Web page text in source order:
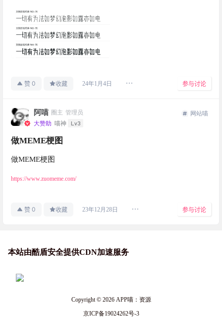
赞 0 收藏 24年1月4日 参与讨论
阿喵 圈主 管理员
大赞助 喵神 Lv3
网站喵
做MEME梗图
做MEME梗图
https://www.zuomeme.com/
赞 0 收藏 23年12月28日 参与讨论
macOS破解软件站
站长喵
本站由酷盾安全提供CDN加速服务
Copyright © 2026APP喵：资源
京ICP备19024262号-3